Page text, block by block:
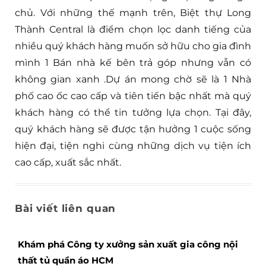
chủ. Với những thế mạnh trên, Biệt thự Long
Thành Central là điểm chọn lọc danh tiếng của
nhiều quý khách hàng muốn sở hữu cho gia đình
mình 1 Bán nhà kế bên trả góp nhưng vẫn có
không gian xanh .Dự án mong chờ sẽ là 1 Nhà
phố cao ốc cao cấp và tiên tiến bậc nhất mà quý
khách hàng có thể tin tưởng lựa chọn. Tại đây,
quý khách hàng sẽ được tận hưởng 1 cuộc sống
hiện đại, tiện nghi cùng những dịch vụ tiện ích
cao cấp, xuất sắc nhất.
Bài viết liên quan
Khám phá Công ty xưởng sản xuất gia công nội
thất tủ quần áo HCM